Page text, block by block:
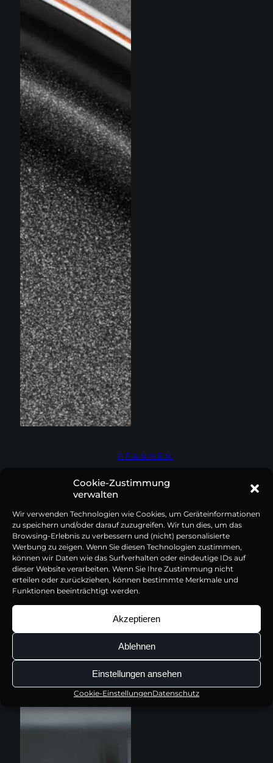
Cookie-Zustimmung
verwalten
Wir verwenden Technologien wie Cookies, um Geräteinformationen
zu speichern und/oder darauf zuzugreifen. Wir tun dies, um das
Browsing-Erlebnis zu verbessern und (nicht) personalisierte
Werbung zu zeigen. Wenn Sie diesen Technologien zustimmen,
können wir Daten wie das Surfverhalten oder eindeutige IDs auf
dieser Website verarbeiten. Wenn Sie Ihre Zustimmung nicht
erteilen oder zurückziehen, können bestimmte Merkmale und
Funktionen beeinträchtigt werden.
Akzeptieren
Ablehnen
Einstellungen ansehen
Cookie-EinstellungenDatenschutz
PFANNEN